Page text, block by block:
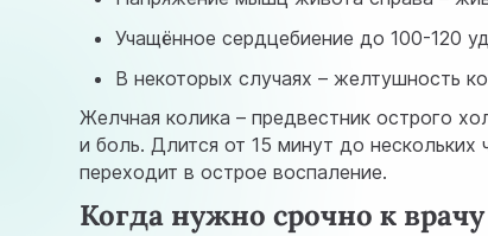
Учащённое сердцебиение до 100-120
В некоторых случаях – желтушность
Желчная колика – предвестник острого
и боль. Длится от 15 минут до
переходит в острое воспаление.
Когда нужно срочно к врачу